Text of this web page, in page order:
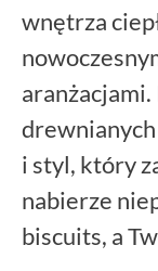
wnętrza
i styl, który
nabierze
biscuits, a